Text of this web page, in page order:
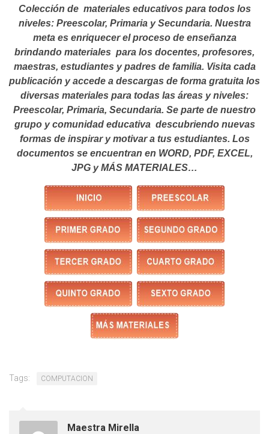
Colección de materiales educativos para todos los
niveles: Preescolar, Primaria y Secundaria. Nuestra
meta es enriquecer el proceso de enseñanza
brindando materiales para los docentes, profesores,
maestras, estudiantes y padres de familia. Visita cada
publicación y accede a descargas de forma gratuita los
diversas materiales para todas las áreas y niveles:
Preescolar, Primaria, Secundaria. Se parte de nuestro
grupo y comunidad educativa descubriendo nuevas
formas de inspirar y motivar a tus estudiantes. Los
documentos se encuentran en WORD, PDF, EXCEL,
JPG y MÁS MATERIALES…
Tags: COMPUTACION
Maestra Mirella